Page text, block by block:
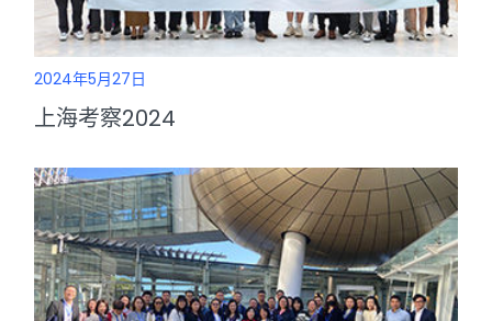
2024年5月27日
上海考察2024